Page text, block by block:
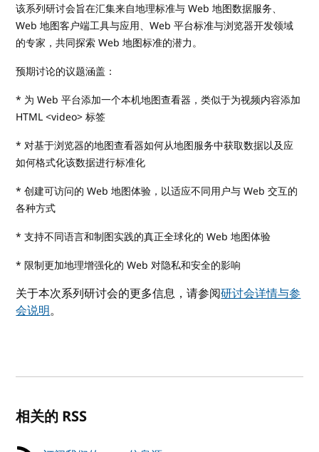
该系列研讨会旨在汇集来自地理标准与 Web 地图数据服务、
Web 地图客户端工具与应用、Web 平台标准与浏览器开发领域
的专家，共同探索 Web 地图标准的潜力。
预期讨论的议题涵盖：
* 为 Web 平台添加一个本机地图查看器，类似于为视频内容添加
HTML <video> 标签
* 对基于浏览器的地图查看器如何从地图服务中获取数据以及应
如何格式化该数据进行标准化
* 创建可访问的 Web 地图体验，以适应不同用户与 Web 交互的
各种方式
* 支持不同语言和制图实践的真正全球化的 Web 地图体验
* 限制更加地理增强化的 Web 对隐私和安全的影响
关于本次系列研讨会的更多信息，请参阅研讨会详情与参
会说明。
相关的 RSS